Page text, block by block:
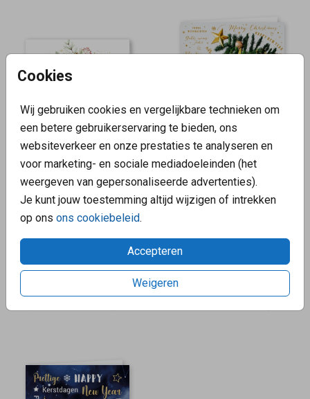
Cookies
Wij gebruiken cookies en vergelijkbare technieken om
een betere gebruikerservaring te bieden, ons
websiteverkeer en onze prestaties te analyseren en
voor marketing- en sociale mediadoeleinden (het
weergeven van gepersonaliseerde advertenties).
Je kunt jouw toestemming altijd wijzigen of intrekken
op ons ons cookiebeleid.
Accepteren
Weigeren